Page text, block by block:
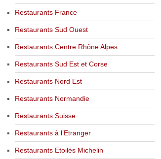
Restaurants France
Restaurants Sud Ouest
Restaurants Centre Rhône Alpes
Restaurants Sud Est et Corse
Restaurants Nord Est
Restaurants Normandie
Restaurants Suisse
Restaurants à l’Etranger
Restaurants Etoilés Michelin